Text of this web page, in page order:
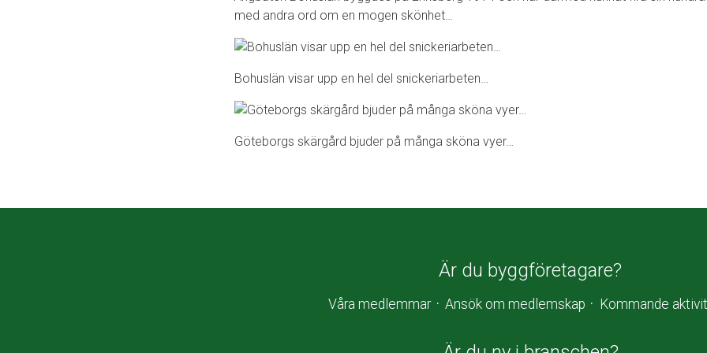
med andra ord om en mogen skönhet…
Bohuslän visar upp en hel del snickeriarbeten…
Göteborgs skärgård bjuder på många sköna vyer…
Är du byggföretagare?
Våra medlemmar Ansök om medlemskap Kommande